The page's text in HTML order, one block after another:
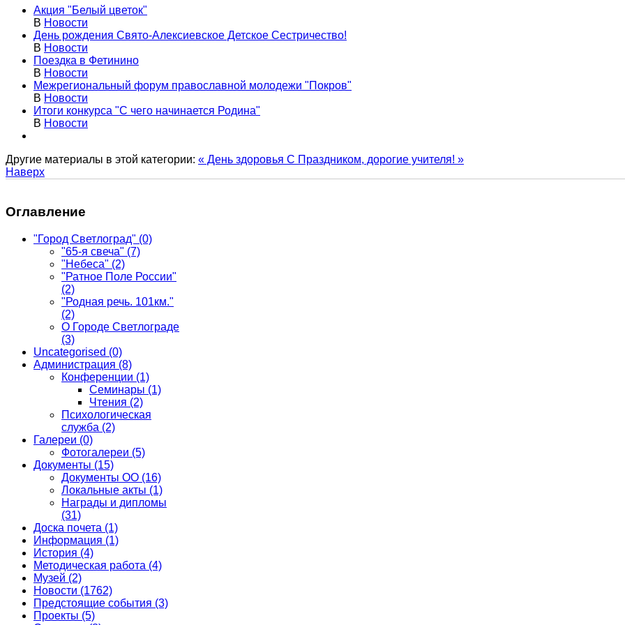
Акция "Белый цветок"
В Новости
День рождения Свято-Алексиевское Детское Сестричество!
В Новости
Поездка в Фетинино
В Новости
Межрегиональный форум православной молодежи "Покров"
В Новости
Итоги конкурса "С чего начинается Родина"
В Новости
Другие материалы в этой категории: « День здоровья С Праздником, дорогие учителя! »
Наверх
Оглавление
"Город Светлоград" (0)
"65-я свеча" (7)
"Небеса" (2)
"Ратное Поле России"
(2)
"Родная речь. 101км."
(2)
О Городе Светлограде
(3)
Uncategorised (0)
Администрация (8)
Конференции (1)
Семинары (1)
Чтения (2)
Психологическая
служба (2)
Галереи (0)
Фотогалереи (5)
Документы (15)
Документы ОО (16)
Локальные акты (1)
Награды и дипломы
(31)
Доска почета (1)
Информация (1)
История (4)
Методическая работа (4)
Музей (2)
Новости (1762)
Предстоящие события (3)
Проекты (5)